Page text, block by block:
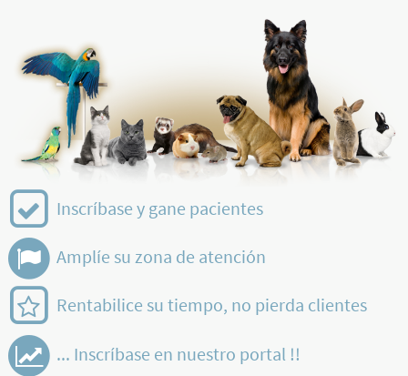
Inscríbase y gane pacientes
Amplíe su zona de atención
Rentabilice su tiempo, no pierda clientes
... Inscríbase en nuestro portal !!